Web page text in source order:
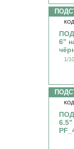
6”
1/